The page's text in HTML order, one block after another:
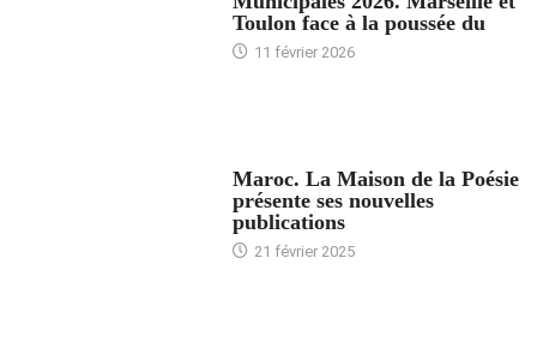
Toulon face à la poussée du
11 février 2026
Maroc. La Maison de la Poésie
présente ses nouvelles
publications
21 février 2025